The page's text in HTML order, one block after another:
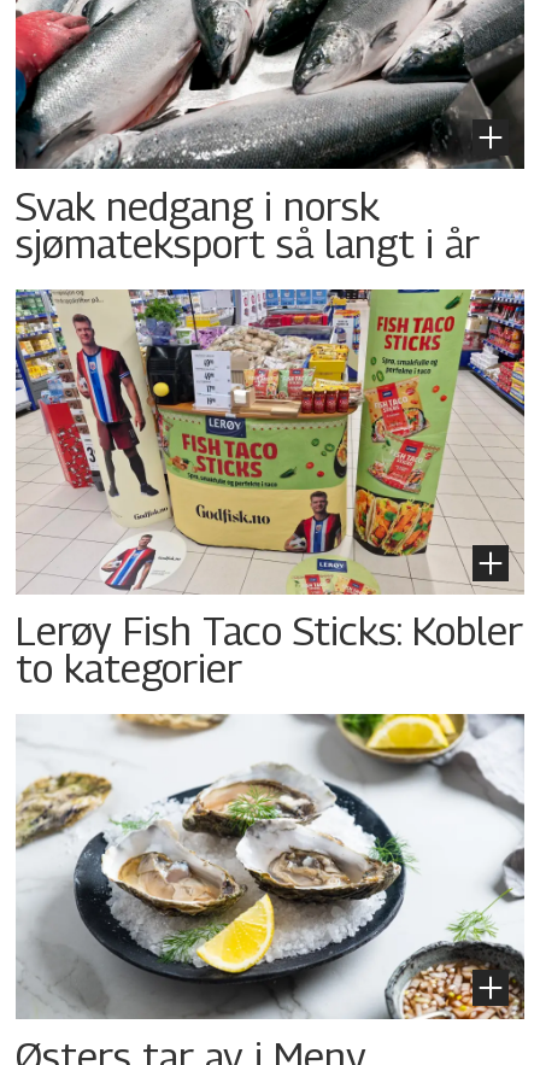
Svak nedgang i norsk
sjømateksport så langt i år
Lerøy Fish Taco Sticks: Kobler
to kategorier